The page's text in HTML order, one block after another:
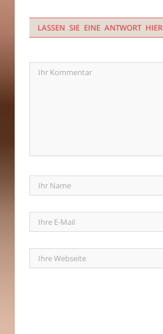
LASSEN SIE EINE ANTWORT HIER